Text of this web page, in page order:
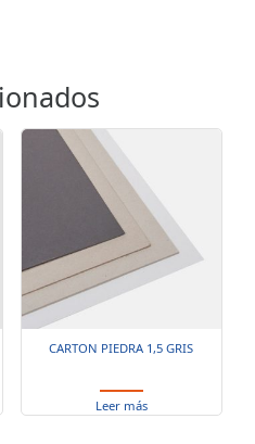
CARTON PIEDRA 1,5 GRIS
Leer más